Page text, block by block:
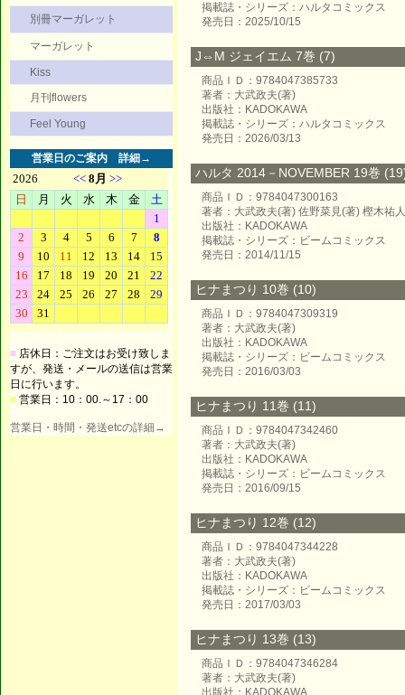
別冊マーガレット
マーガレット
Kiss
月刊flowers
Feel Young
営業日のご案内 詳細→
■ 店休日：ご注文はお受け致しま
すが、発送・メールの送信は営業
日に行います。
■ 営業日：10：00.～17：00
営業日・時間・発送etcの詳細→
掲載誌・シリーズ：ハルタコミックス
発売日：2025/10/15
J⇔M ジェイエム 7巻 (7)
商品ＩＤ：9784047385733
著者：大武政夫(著)
出版社：KADOKAWA
掲載誌・シリーズ：ハルタコミックス
発売日：2026/03/13
ハルタ 2014－NOVEMBER 19巻
商品ＩＤ：9784047300163
著者：大武政夫(著) 佐野菜見(著) 樫木祐
出版社：KADOKAWA
掲載誌・シリーズ：ビームコミックス
発売日：2014/11/15
ヒナまつり 10巻 (10)
商品ＩＤ：9784047309319
著者：大武政夫(著)
出版社：KADOKAWA
掲載誌・シリーズ：ビームコミックス
発売日：2016/03/03
ヒナまつり 11巻 (11)
商品ＩＤ：9784047342460
著者：大武政夫(著)
出版社：KADOKAWA
掲載誌・シリーズ：ビームコミックス
発売日：2016/09/15
ヒナまつり 12巻 (12)
商品ＩＤ：9784047344228
著者：大武政夫(著)
出版社：KADOKAWA
掲載誌・シリーズ：ビームコミックス
発売日：2017/03/03
ヒナまつり 13巻 (13)
商品ＩＤ：9784047346284
著者：大武政夫(著)
出版社：KADOKAWA